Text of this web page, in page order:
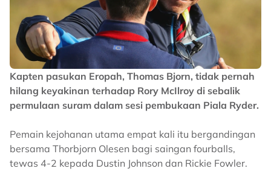
Kapten pasukan Eropah, Thomas Bjorn, tidak pernah
hilang keyakinan terhadap Rory McIlroy di sebalik
permulaan suram dalam sesi pembukaan Piala Ryder.
Pemain kejohanan utama empat kali itu bergandingan
bersama Thorbjorn Olesen bagi saingan fourballs,
tewas 4-2 kepada Dustin Johnson dan Rickie Fowler.